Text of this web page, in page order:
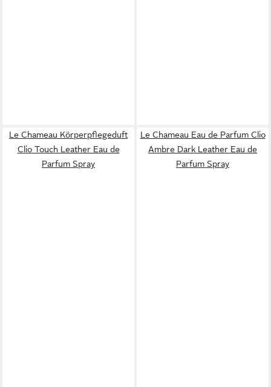
Le Chameau Körperpflegeduft
Clio Touch Leather Eau de
Parfum Spray
Le Chameau Eau de Parfum Clio
Ambre Dark Leather Eau de
Parfum Spray